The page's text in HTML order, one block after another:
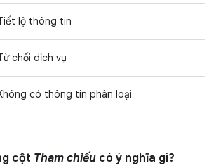
lộ thông tin
chối dịch vụ
có thông tin phân loại
cột Tham chiếu có ý nghĩa gì?